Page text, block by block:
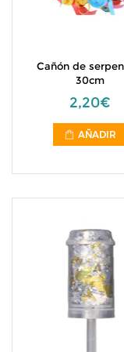
Cañón de
30cm
2,20€
AÑADIR